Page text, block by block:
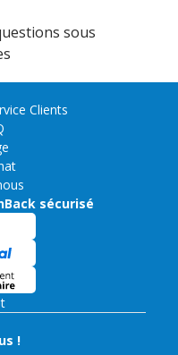
sous
Clients
sécurisé
!